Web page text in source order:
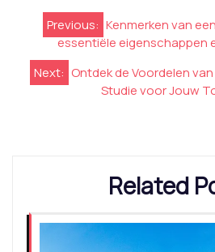
Berichtnavigatie
Previous: Kenmerken van
essentiële eigenschappen
Next: Ontdek de Voordelen
Studie voor Jouw
Related